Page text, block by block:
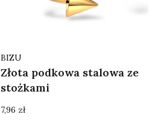
Złota podkowa stalowa ze
stożkami
Producent
BIZU
Cena
7,96 zł